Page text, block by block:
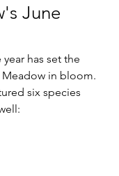
June
has set the
in bloom.
six species